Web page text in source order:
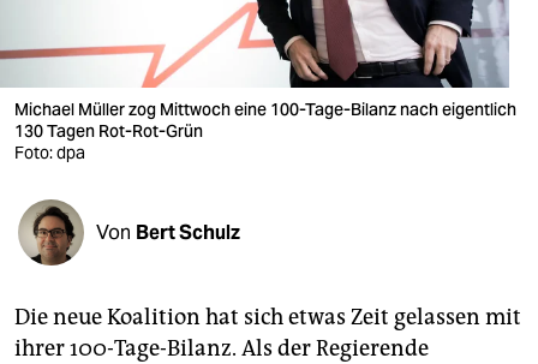
verlag
veranstaltungen
shop
fragen & hilfe
unterstützen
genossenschaft
Michael Müller zog Mittwoch eine 100-Tage-Bilanz nach eigentlich
130 Tagen Rot-Rot-Grün
Foto: dpa
Von Bert Schulz
Die neue Koalition hat sich etwas Zeit gelassen mit
ihrer 100-Tage-Bilanz. Als der Regierende